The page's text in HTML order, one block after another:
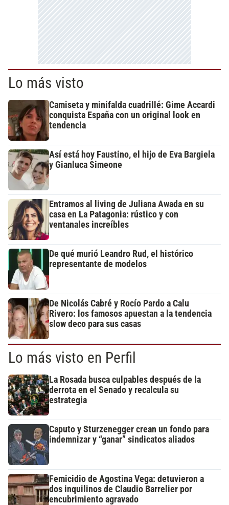
Lo más visto
Camiseta y minifalda cuadrillé: Gime Accardi
conquista España con un original look en
tendencia
Así está hoy Faustino, el hijo de Eva Bargiela
y Gianluca Simeone
Entramos al living de Juliana Awada en su
casa en La Patagonia: rústico y con
ventanales increíbles
De qué murió Leandro Rud, el histórico
representante de modelos
De Nicolás Cabré y Rocío Pardo a Calu
Rivero: los famosos apuestan a la tendencia
slow deco para sus casas
Lo más visto en Perfil
La Rosada busca culpables después de la
derrota en el Senado y recalcula su
estrategia
Caputo y Sturzenegger crean un fondo para
indemnizar y “ganar” sindicatos aliados
Femicidio de Agostina Vega: detuvieron a
dos inquilinos de Claudio Barrelier por
encubrimiento agravado